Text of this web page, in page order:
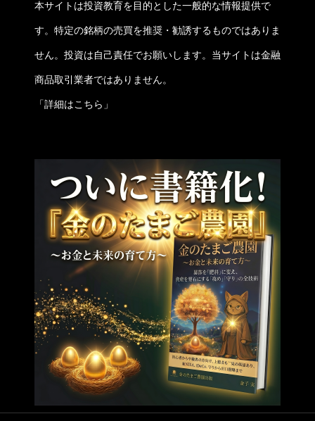
本サイトは投資教育を目的とした一般的な情報提供で
す。特定の銘柄の売買を推奨・勧誘するものではありま
せん。投資は自己責任でお願いします。当サイトは金融
商品取引業者ではありません。
「詳細はこちら 」